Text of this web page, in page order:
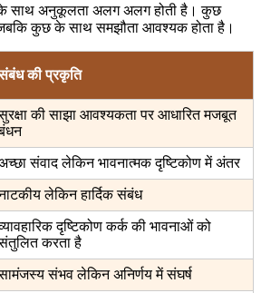
के साथ अनुकूलता अलग अलग होती है। कुछ
जबकि कुछ के साथ समझौता आवश्यक होता है।
की प्रकृति
की साझा आवश्यकता पर आधारित मजबूत
संवाद लेकिन भावनात्मक दृष्टिकोण में अंतर
लेकिन हार्दिक संबंध
दृष्टिकोण कर्क की भावनाओं को
करता है
संभव लेकिन अनिर्णय में संघर्ष